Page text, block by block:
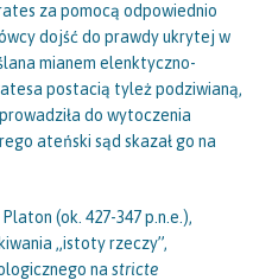
za pomocą odpowiednio
dojść do prawdy ukrytej w
mianem elenktyczno-
postacią tyleż podziwianą,
do wytoczenia
ateński sąd skazał go na
(ok. 427-347 p.n.e.),
„istoty rzeczy”,
na stricte